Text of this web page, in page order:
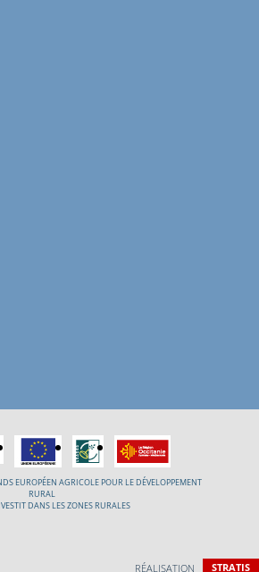
EUROPÉEN AGRICOLE POUR LE DÉVELOPPEMENT
RURAL
DANS LES ZONES RURALES
RÉALISATION STRATIS